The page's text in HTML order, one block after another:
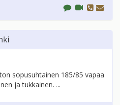
sopusuhtainen 185/85 vapaa
ja tukkainen. ...